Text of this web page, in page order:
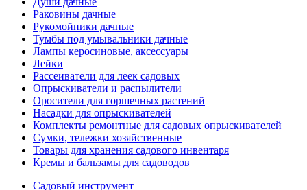
Раковины дачные
Рукомойники дачные
Тумбы под умывальники дачные
Лампы керосиновые, аксессуары
Лейки
Рассеиватели для леек садовых
Опрыскиватели и распылители
Оросители для горшечных растений
Насадки для опрыскивателей
Комплекты ремонтные для садовых опрыскивателей
Сумки, тележки хозяйственные
Товары для хранения садового инвентаря
Кремы и бальзамы для садоводов
Садовый инструмент